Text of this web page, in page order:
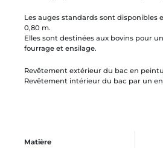
Les auges standards sont disponibles
0,80 m.
​​​Elles sont destinées aux bovins pour
fourrage et ensilage.
Revêtement extérieur du bac en
Revêtement intérieur du bac par un
Matière